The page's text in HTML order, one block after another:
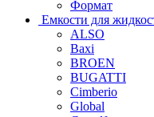
Формат
Емкости для
ALSO
Baxi
BROEN
BUGATTI
Cimberio
Global